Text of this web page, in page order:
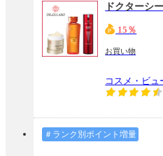
ドクターシ
15％
お買い物
コスメ・ビュ
＃ランク別ポイント増量